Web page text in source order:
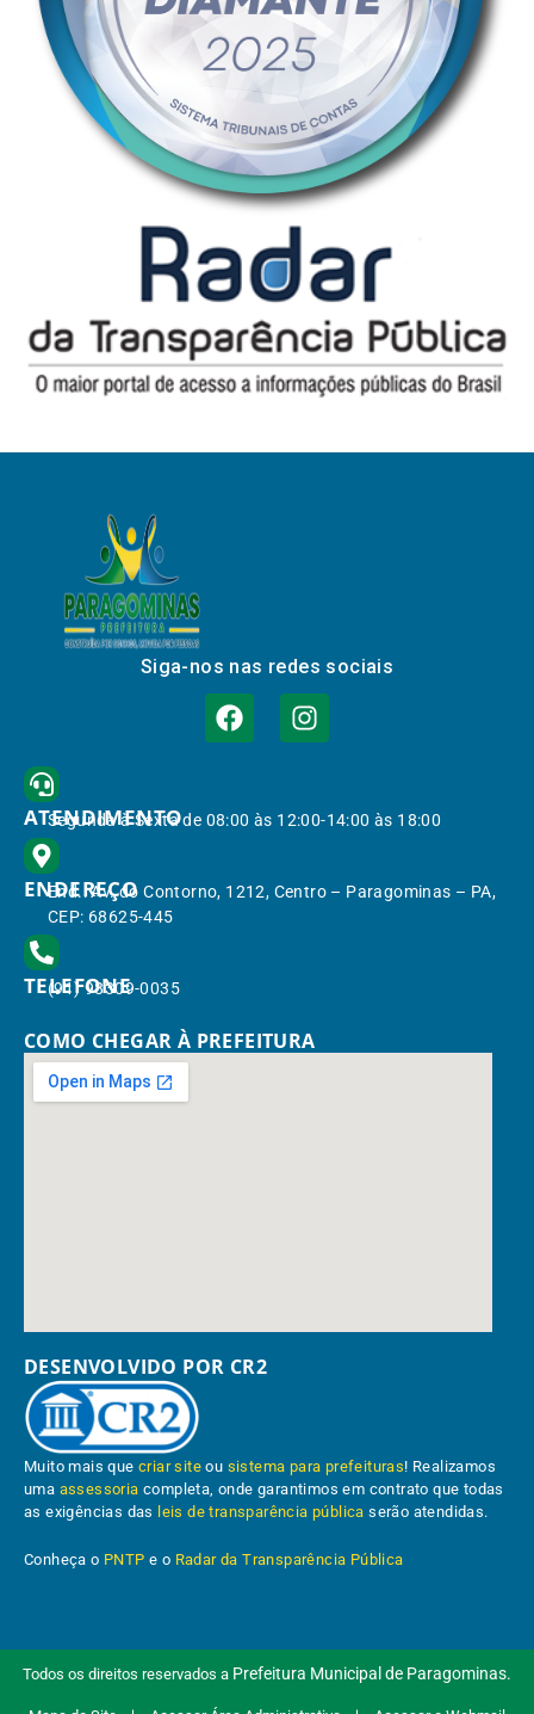
Siga-nos nas redes sociais
ATENDIMENTO
Segunda à Sexta de 08:00 às 12:00-14:00 às 18:00
ENDEREÇO
End.: Av. do Contorno, 1212, Centro – Paragominas – PA,
CEP: 68625-445
TELEFONE
(91) 98309-0035
COMO CHEGAR À PREFEITURA
DESENVOLVIDO POR CR2
Muito mais quecriar site ou sistema para prefeituras! Realizamos
uma assessoria completa, onde garantimos em contrato que todas
as exigências das leis de transparência pública serão atendidas.
Conheça o PNTP e o Radar da Transparência Pública
Todos os direitos reservados a Prefeitura Municipal de Paragominas.